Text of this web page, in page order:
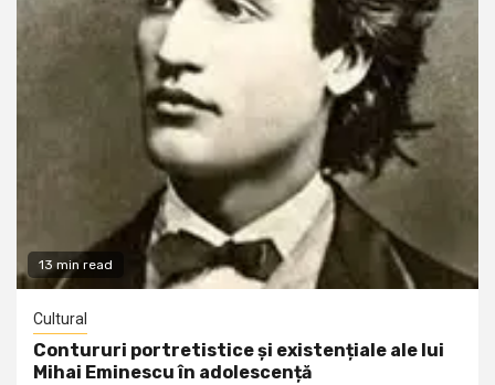
13 min read
Cultural
Contururi portretistice și existențiale ale lui
Mihai Eminescu în adolescență